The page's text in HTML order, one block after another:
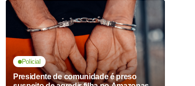
Policial
Presidente de comunidade é preso